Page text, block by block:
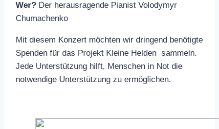
Wer? Der herausragende Pianist Volodymyr
Chumachenko
Mit diesem Konzert möchten wir dringend benötigte
Spenden für das Projekt Kleine Helden sammeln.
Jede Unterstützung hilft, Menschen in Not die
notwendige Unterstützung zu ermöglichen.